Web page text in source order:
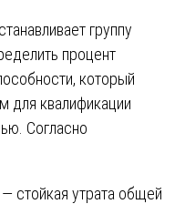
группу
процент
который
для квалификации
Согласно
— стойкая утрата общей